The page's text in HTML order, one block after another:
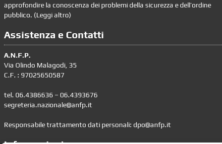
approfondire la conoscenza dei problemi della sicurezza e dell’ordine
pubblico. (Leggi altro)
Assistenza e Contatti
A.N.F.P.
Via Olindo Malagodi, 35
C.F. : 97025650587
tel. 06.4386636 – 06.4393676
segreteria.nazionale@anfp.it
Responsabile trattamento dati personali: dpo@anfp.it